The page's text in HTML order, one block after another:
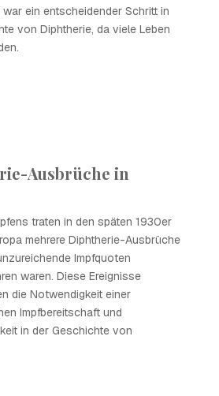
war ein entscheidender Schritt in
von Diphtherie, da viele Leben
Ausbrüche in
traten in den späten 1930er
mehrere Diphtherie-Ausbrüche
Impfquoten
waren. Diese Ereignisse
die Notwendigkeit einer
Impfbereitschaft und
in der Geschichte von